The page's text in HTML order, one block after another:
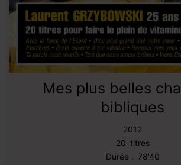
Mes plus belles
bibliques
2012
20 titres
Durée : 78’40